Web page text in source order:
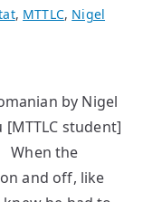
, MTTLC, Nigel
by Nigel
[MTTLC student]
When the
and off, like